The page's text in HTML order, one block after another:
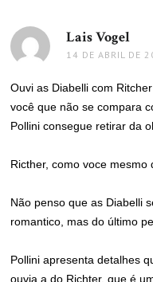
Lais Vogel
14 DE ABRIL DE
Ouvi as Diabelli com
você que não se compara
Pollini consegue retirar da
Ricther, como voce mesmo
Não penso que as Diabelli
romantico, mas do último
Pollini apresenta detalhes
ouvia a do Richter, que é